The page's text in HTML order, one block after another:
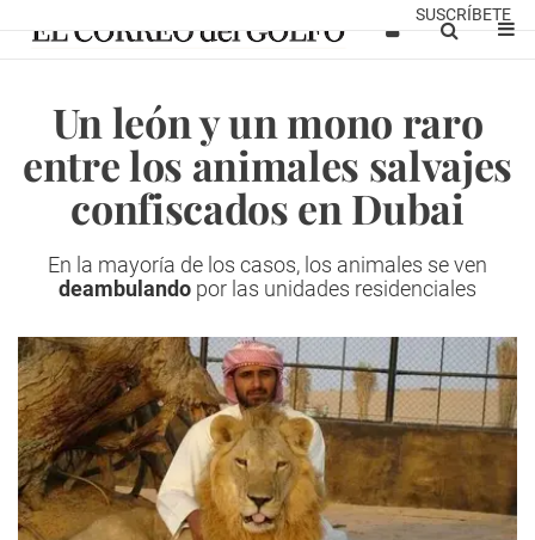
SUSCRÍBETE
Un león y un mono raro
entre los animales salvajes
confiscados en Dubai
En la mayoría de los casos, los animales se ven
deambulando por las unidades residenciales